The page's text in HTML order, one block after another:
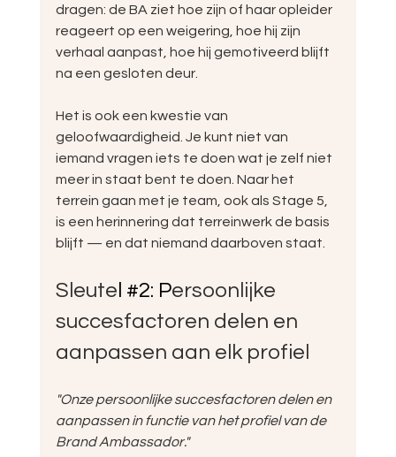
dragen: de BA ziet hoe zijn of haar opleider
reageert op een weigering, hoe hij zijn
verhaal aanpast, hoe hij gemotiveerd blijft
na een gesloten deur.
Het is ook een kwestie van
geloofwaardigheid. Je kunt niet van
iemand vragen iets te doen wat je zelf niet
meer in staat bent te doen. Naar het
terrein gaan met je team, ook als Stage 5,
is een herinnering dat terreinwerk de basis
blijft — en dat niemand daarboven staat.
Sleute #2: Persoonlijke
succesfactoren delen en
aanpassen aan elk profiel
"Onze persoonlijke succesfactoren delen en
aanpassen in functie van het profiel van de
Brand Ambassador."